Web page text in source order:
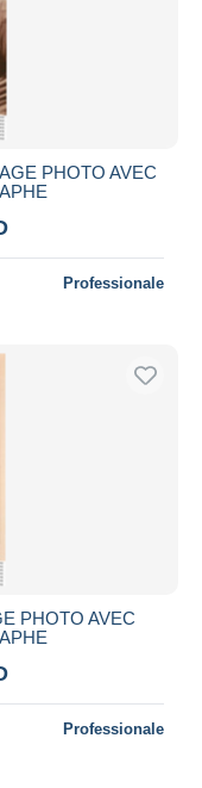
PHOTO AVEC
Professionale
PHOTO AVEC
Professionale